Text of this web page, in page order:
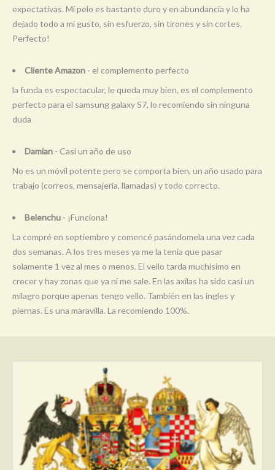
expectativas. Mi pelo es bastante duro y en abundancia y lo ha
dejado todo a mi gusto, sin esfuerzo, sin tirones y sin cortes.
Perfecto!
Cliente Amazon - el complemento perfecto
la funda es espectacular, le queda muy bien, es el complemento
perfecto para el samsung galaxy S7, lo recomiendo sin ninguna
duda
Damian - Casi un año de uso
No es un móvil potente pero se comporta bien, un año usado para
trabajo (correos, mensajería, llamadas) y todo correcto.
Belenchu - ¡Funciona!
La compré en septiembre y comencé pasándomela una vez cada
dos semanas. A los tres meses ya me la tenía que pasar
solamente 1 vez al mes o menos. El vello tarda muchísimo en
crecer y hay zonas que ya ni me sale. En las axilas ha sido casi un
milagro porque apenas tengo vello. También en las ingles y
piernas. Es una maravilla. La recomiendo 100%.